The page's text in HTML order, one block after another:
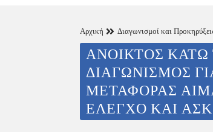
Αρχική Διαγωνισμοί και
ΑΝΟΙΚΤΟΣ
ΔΙΑΓΩΝΙΣΜΟΣ
ΜΕΤΑΦΟΡΑΣ
ΕΛΕΓΧΟ ΚΑΙ